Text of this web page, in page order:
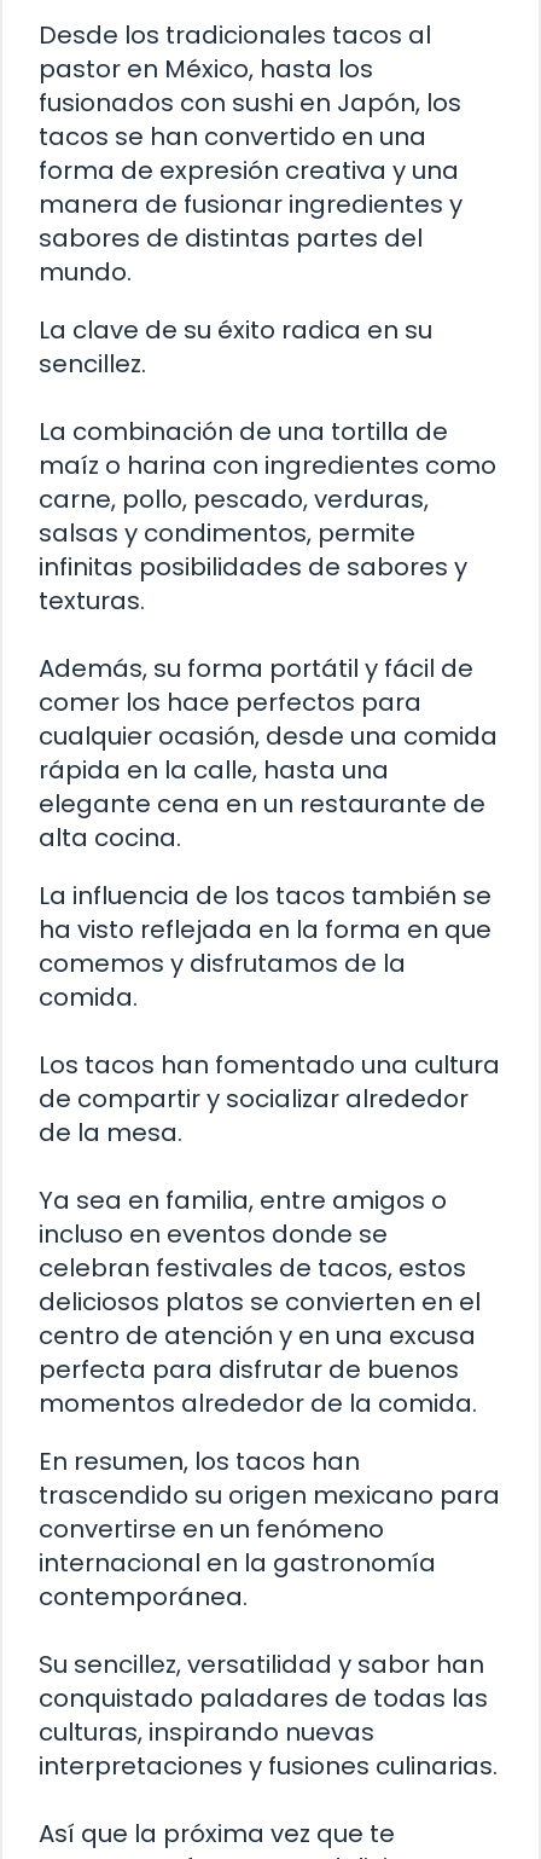
Desde los tradicionales tacos al
pastor en México, hasta los
fusionados con sushi en Japón, los
tacos se han convertido en una
forma de expresión creativa y una
manera de fusionar ingredientes y
sabores de distintas partes del
mundo.
La clave de su éxito radica en su
sencillez.
La combinación de una tortilla de
maíz o harina con ingredientes como
carne, pollo, pescado, verduras,
salsas y condimentos, permite
infinitas posibilidades de sabores y
texturas.
Además, su forma portátil y fácil de
comer los hace perfectos para
cualquier ocasión, desde una comida
rápida en la calle, hasta una
elegante cena en un restaurante de
alta cocina.
La influencia de los tacos también se
ha visto reflejada en la forma en que
comemos y disfrutamos de la
comida.
Los tacos han fomentado una cultura
de compartir y socializar alrededor
de la mesa.
Ya sea en familia, entre amigos o
incluso en eventos donde se
celebran festivales de tacos, estos
deliciosos platos se convierten en el
centro de atención y en una excusa
perfecta para disfrutar de buenos
momentos alrededor de la comida.
En resumen, los tacos han
trascendido su origen mexicano para
convertirse en un fenómeno
internacional en la gastronomía
contemporánea.
Su sencillez, versatilidad y sabor han
conquistado paladares de todas las
culturas, inspirando nuevas
interpretaciones y fusiones culinarias.
Así que la próxima vez que te